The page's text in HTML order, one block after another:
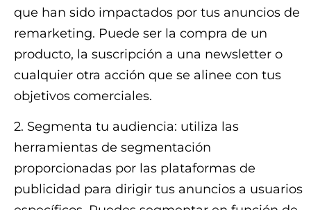
que han sido impactados por tus anuncios de
remarketing. Puede ser la compra de un
producto, la suscripción a una newsletter o
cualquier otra acción que se alinee con tus
objetivos comerciales.
2. Segmenta tu audiencia: utiliza las
herramientas de segmentación
proporcionadas por las plataformas de
publicidad para dirigir tus anuncios a usuarios